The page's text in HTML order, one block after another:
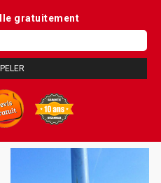
gratuitement